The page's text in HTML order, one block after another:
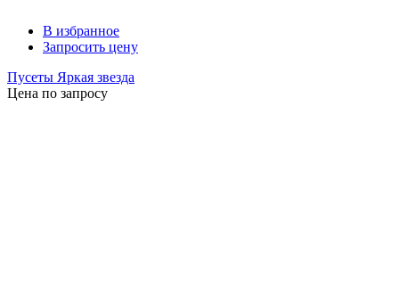
В избранное
Запросить цену
Пусеты Яркая звезда
Цена по запросу